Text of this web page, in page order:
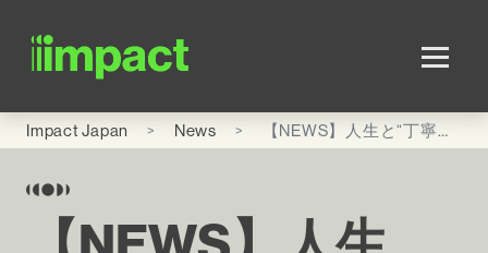
Impact Japan News 【NEWS】人生と“丁寧に”向き合うミドルシニア向けキャリア開発研修「FACE」をリリース